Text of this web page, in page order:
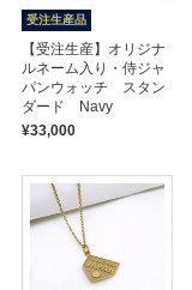
受注生産品
【受注生産】オリジナ
ルネーム入り・侍ジャ
パンウォッチ スタン
ダード Navy
¥33,000